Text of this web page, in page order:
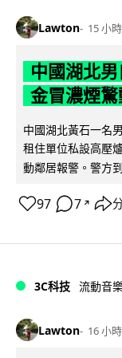
Lawton 15 小時
中國湖北
金冒濃煙
中國湖北黃石一名
租住單位私設高壓
動鄰居報警。警方
97 7 ↗
3C科技 流動音
Lawton 16 小時